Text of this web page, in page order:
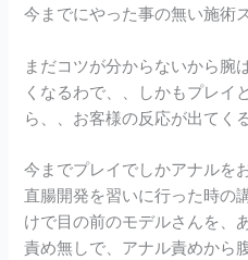
今までにやった事の無い施術
まだコツが分からないから腕
くなるわで、、しかもプレイ
ら、、お客様の反応が出てく
今までプレイでしかアナルを
直腸開発を習いに行った時の
けで目の前のモデルさんを、
責め無しで、アナル責めから